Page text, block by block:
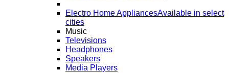
Electro Home AppliancesAvailable in select
cities
Music
Televisions
Headphones
Speakers
Media Players